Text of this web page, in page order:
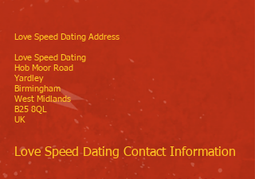
Love Speed Dating Address
Love Speed Dating
Hob Moor Road
Yardley
Birmingham
West Midlands
B25 8QL
UK
Love Speed Dating Contact Information